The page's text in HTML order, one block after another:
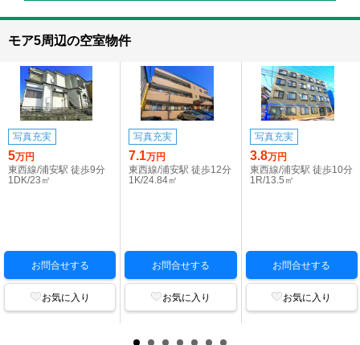
モア5周辺の空室物件
写真充実
5万円
東西線/浦安駅 徒歩9分
1DK/23㎡
お問合せする
お気に入り
写真充実
7.1万円
東西線/浦安駅 徒歩12分
1K/24.84㎡
お問合せする
お気に入り
写真充実
3.8万円
東西線/浦安駅 徒歩10分
1R/13.5㎡
お問合せする
お気に入り